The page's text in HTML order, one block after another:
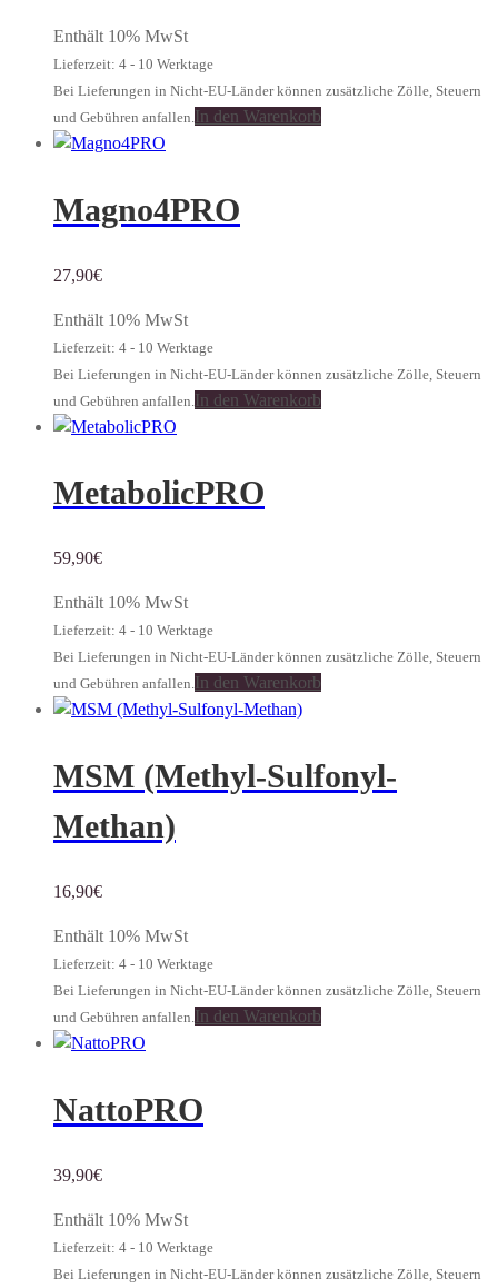
Enthält 10% MwSt
Lieferzeit: 4 - 10 Werktage
Bei Lieferungen in Nicht-EU-Länder können zusätzliche Zölle, Steuern
und Gebühren anfallen. In den Warenkorb
Magno4PRO
27,90€
Enthält 10% MwSt
Lieferzeit: 4 - 10 Werktage
Bei Lieferungen in Nicht-EU-Länder können zusätzliche Zölle, Steuern
und Gebühren anfallen. In den Warenkorb
MetabolicPRO
59,90€
Enthält 10% MwSt
Lieferzeit: 4 - 10 Werktage
Bei Lieferungen in Nicht-EU-Länder können zusätzliche Zölle, Steuern
und Gebühren anfallen.In den Warenkorb
MSM (Methyl-Sulfonyl-
Methan)
16,90€
Enthält 10% MwSt
Lieferzeit: 4 - 10 Werktage
Bei Lieferungen in Nicht-EU-Länder können zusätzliche Zölle, Steuern
und Gebühren anfallen.In den Warenkorb
NattoPRO
39,90€
Enthält 10% MwSt
Lieferzeit: 4 - 10 Werktage
Bei Lieferungen in Nicht-EU-Länder können zusätzliche Zölle, Steuern